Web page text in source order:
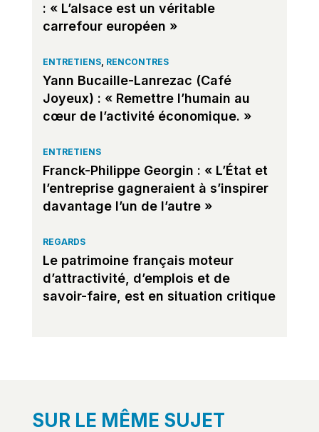
: « L’alsace est un véritable
carrefour européen »
ENTRETIENS, RENCONTRES
Yann Bucaille-Lanrezac (Café
Joyeux) : « Remettre l’humain au
cœur de l’activité économique. »
ENTRETIENS
Franck-Philippe Georgin : « L’État et
l’entreprise gagneraient à s’inspirer
davantage l’un de l’autre »
REGARDS
Le patrimoine français moteur
d’attractivité, d’emplois et de
savoir-faire, est en situation critique
SUR LE MÊME SUJET